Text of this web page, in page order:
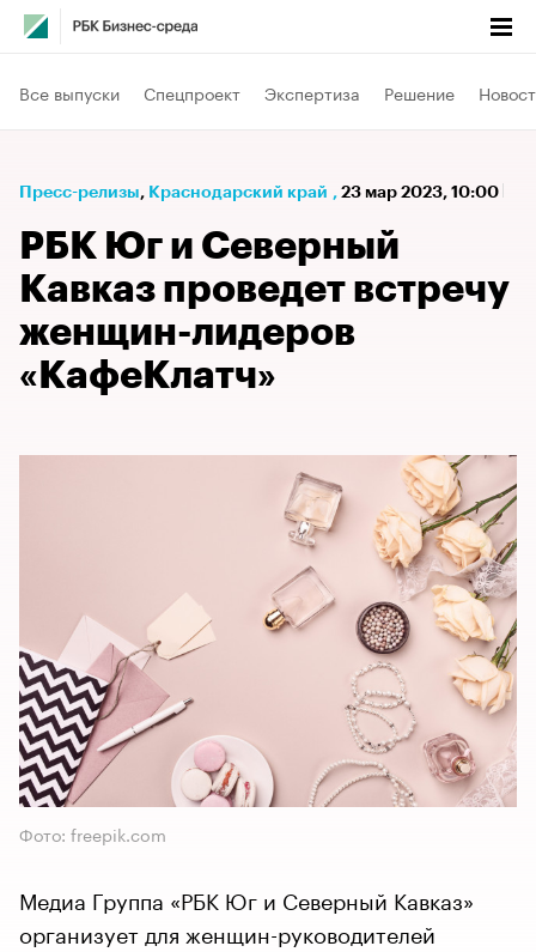
Все выпуски Спецпроект Экспертиза Решение
Пресс-релизы⁠, Краснодарский край , 23 мар 2023, 10:00
РБК Юг и Северный
Кавказ проведет встречу
женщин-лидеров
«КафеКлатч»
Фото: freepik.com
Медиа Группа «РБК Юг и Северный Кавказ»
организует для женщин-руководителей